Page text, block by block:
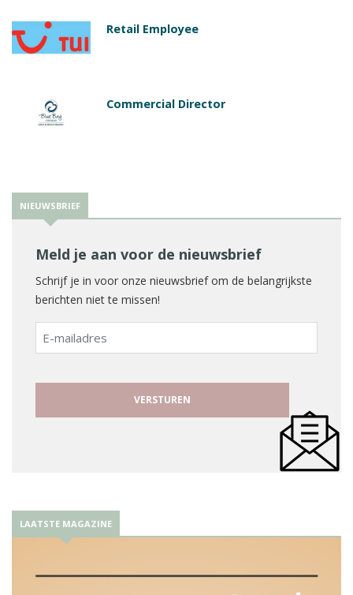
Retail Employee
Commercial Director
NIEUWSBRIEF
Meld je aan voor de nieuwsbrief
Schrijf je in voor onze nieuwsbrief om de belangrijkste
berichten niet te missen!
E-
mailadres
LAATSTE MAGAZINE